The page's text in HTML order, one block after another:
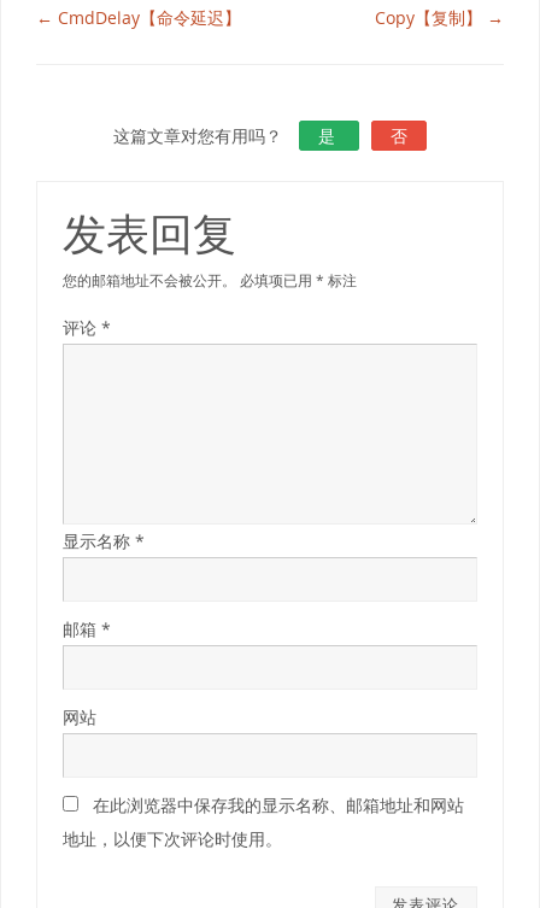
← CmdDelay【命令延迟】 Copy【复制】 →
这篇文章对您有用吗？ 是 否
发表回复
您的邮箱地址不会被公开。 必填项已用* 标注
评论*
显示名称*
邮箱*
网站
在此浏览器中保存我的显示名称、邮箱地址和网站
地址，以便下次评论时使用。